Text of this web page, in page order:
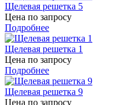
Щелевая решетка 5
Цена по запросу
Подробнее
Щелевая решетка 1
Цена по запросу
Подробнее
Щелевая решетка 9
Цена по запросу